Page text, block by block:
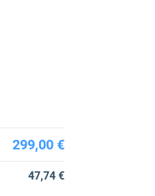
299,00 €
47,74 €